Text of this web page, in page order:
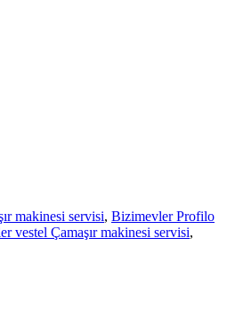
makinesi servisi, Bizimevler Profilo
vestel Çamaşır makinesi servisi,